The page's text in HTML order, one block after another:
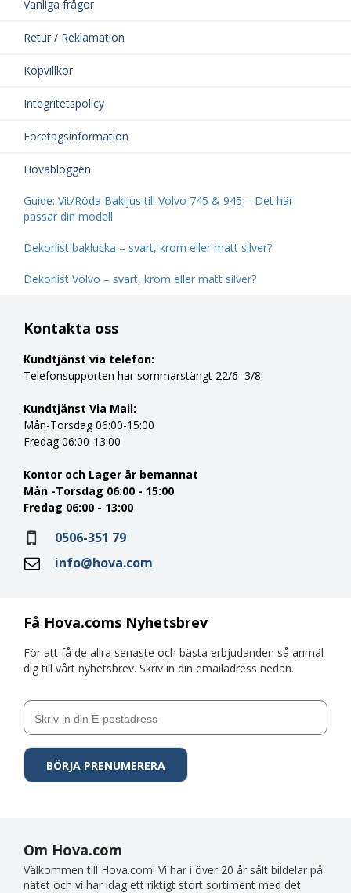
Vanliga frågor
Retur / Reklamation
Köpvillkor
Integritetspolicy
Företagsinformation
Hovabloggen
Guide: Vit/Röda Bakljus till Volvo 745 & 945 – Det här
passar din modell
Dekorlist baklucka – svart, krom eller matt silver?
Dekorlist Volvo – svart, krom eller matt silver?
Få Hova.coms Nyhetsbrev
För att få de allra senaste och bästa erbjudanden så anmäl
dig till vårt nyhetsbrev. Skriv in din emailadress nedan.
Kontakta oss
Kundtjänst via telefon:
Telefonsupporten har sommarstängt 22/6–3/8
Kundtjänst Via Mail:
Mån-Torsdag 06:00-15:00
Fredag 06:00-13:00
Kontor och Lager är bemannat
Mån -Torsdag 06:00 - 15:00
Fredag 06:00 - 13:00
0506-351 79
info@hova.com
Om Hova.com
Välkommen till Hova.com! Vi har i över 20 år sålt bildelar på
nätet och vi har idag ett riktigt stort sortiment med det